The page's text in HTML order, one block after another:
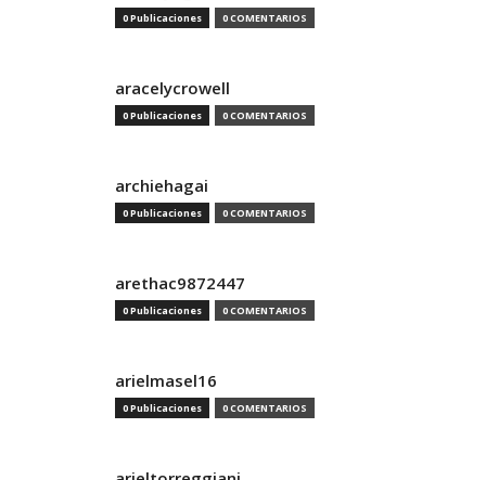
0 Publicaciones 0 COMENTARIOS
aracelycrowell
0 Publicaciones 0 COMENTARIOS
archiehagai
0 Publicaciones 0 COMENTARIOS
arethac9872447
0 Publicaciones 0 COMENTARIOS
arielmasel16
0 Publicaciones 0 COMENTARIOS